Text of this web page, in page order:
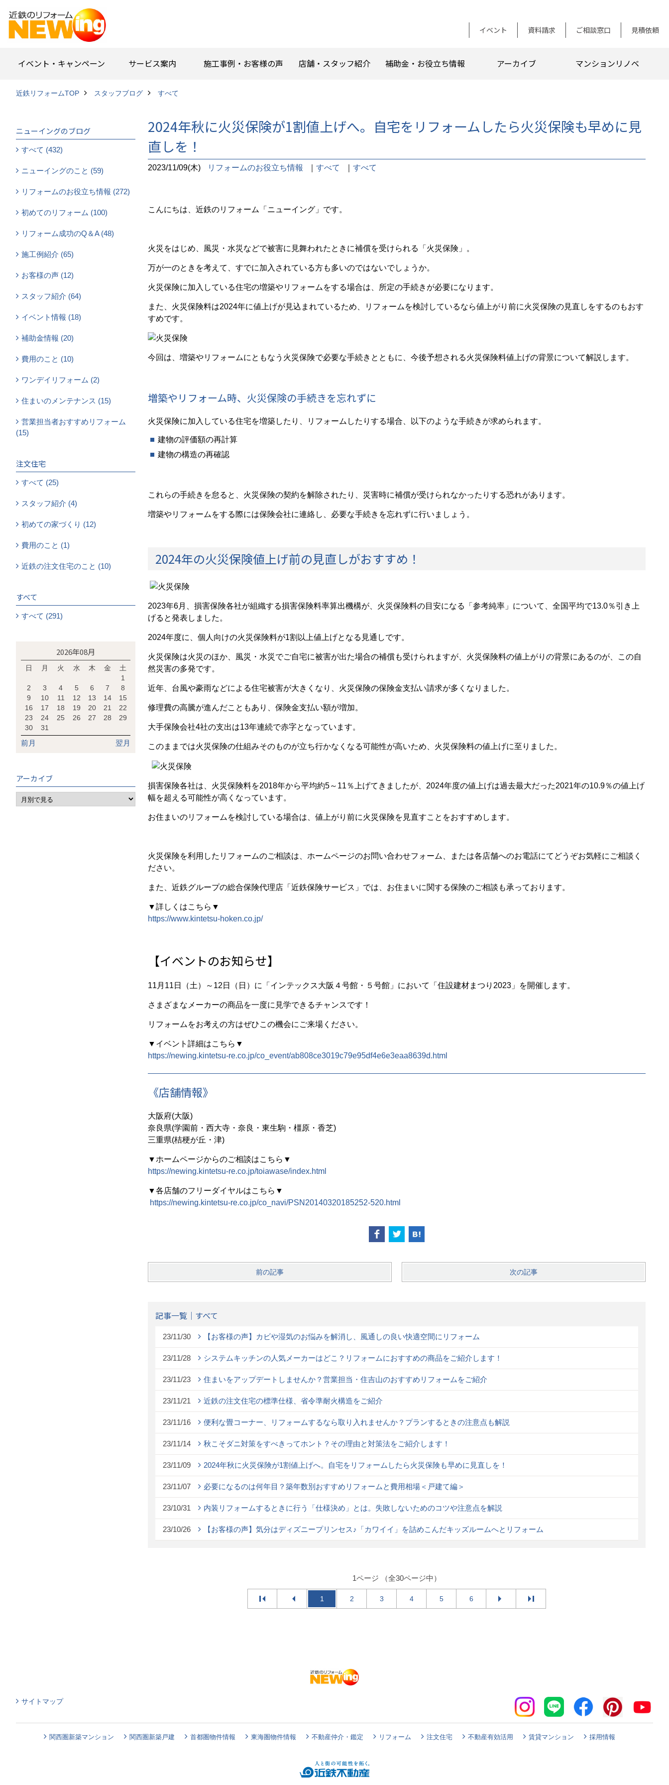
イベント 資料請求 ご相談窓口 見積依頼
イベント・キャンペーン サービス案内 施工事例・お客様の声 店舗・スタッフ紹介 補助金・お役立ち情報 アーカイブ マンションリノベ
近鉄リフォームTOP スタッフブログ すべて
2024年秋に火災保険が1割値上げへ。自宅をリフォームしたら火災保険も早めに見
直しを！
2023/11/09(木) リフォームのお役立ち情報 すべて すべて
こんにちは、近鉄のリフォーム「ニューイング」です。
火災をはじめ、風災・水災などで被害に見舞われたときに補償を受けられる「火災保険」。
万が一のときを考えて、すでに加入されている方も多いのではないでしょうか。
火災保険に加入している住宅の増築やリフォームをする場合は、所定の手続きが必要になります。
また、火災保険料は2024年に値上げが見込まれているため、リフォームを検討しているなら値上がり前に火災保険の見直しをするのもおす
すめです。
今回は、増築やリフォームにともなう火災保険で必要な手続きとともに、今後予想される火災保険料値上げの背景について解説します。
増築やリフォーム時、火災保険の手続きを忘れずに
火災保険に加入している住宅を増築したり、リフォームしたりする場合、以下のような手続きが求められます。
建物の評価額の再計算
建物の構造の再確認
これらの手続きを怠ると、火災保険の契約を解除されたり、災害時に補償が受けられなかったりする恐れがあります。
増築やリフォームをする際には保険会社に連絡し、必要な手続きを忘れずに行いましょう。
2024年の火災保険値上げ前の見直しがおすすめ！
2023年6月、損害保険各社が組織する損害保険料率算出機構が、火災保険料の目安になる「参考純率」について、全国平均で13.0％引き上
げると発表しました。
2024年度に、個人向けの火災保険料が1割以上値上げとなる見通しです。
火災保険は火災のほか、風災・水災でご自宅に被害が出た場合の補償も受けられますが、火災保険料の値上がりの背景にあるのが、この自
然災害の多発です。
近年、台風や豪雨などによる住宅被害が大きくなり、火災保険の保険金支払い請求が多くなりました。
修理費の高騰が進んだこともあり、保険金支払い額が増加。
大手保険会社4社の支出は13年連続で赤字となっています。
このままでは火災保険の仕組みそのものが立ち行かなくなる可能性が高いため、火災保険料の値上げに至りました。
損害保険各社は、火災保険料を2018年から平均約5～11％上げてきましたが、2024年度の値上げは過去最大だった2021年の10.9％の値上げ
幅を超える可能性が高くなっています。
お住まいのリフォームを検討している場合は、値上がり前に火災保険を見直すことをおすすめします。
火災保険を利用したリフォームのご相談は、ホームページのお問い合わせフォーム、または各店舗へのお電話にてどうぞお気軽にご相談く
ださい。
また、近鉄グループの総合保険代理店「近鉄保険サービス」では、お住まいに関する保険のご相談も承っております。
▼詳しくはこちら▼
https://www.kintetsu-hoken.co.jp/
【イベントのお知らせ】
11月11日（土）～12日（日）に「インテックス大阪４号館・５号館」において「住設建材まつり2023」を開催します。
さまざまなメーカーの商品を一度に見学できるチャンスです！
リフォームをお考えの方はぜひこの機会にご来場ください。
▼イベント詳細はこちら▼
https://newing.kintetsu-re.co.jp/co_event/ab808ce3019c79e95df4e6e3eaa8639d.html
《店舗情報》
大阪府(大阪)
奈良県(学園前・西大寺・奈良・東生駒・橿原・香芝)
三重県(桔梗が丘・津)
▼ホームページからのご相談はこちら▼
https://newing.kintetsu-re.co.jp/toiawase/index.html
▼各店舗のフリーダイヤルはこちら▼
https://newing.kintetsu-re.co.jp/co_navi/PSN20140320185252-520.html
前の記事 次の記事
記事一覧｜すべて
23/11/30 【お客様の声】カビや湿気のお悩みを解消し、風通しの良い快適空間にリフォーム
23/11/28 システムキッチンの人気メーカーはどこ？リフォームにおすすめの商品をご紹介します！
23/11/23 住まいをアップデートしませんか？営業担当・住吉山のおすすめリフォームをご紹介
23/11/21 近鉄の注文住宅の標準仕様、省令準耐火構造をご紹介
23/11/16 便利な畳コーナー、リフォームするなら取り入れませんか？プランするときの注意点も解説
23/11/14 秋こそダニ対策をすべきってホント？その理由と対策法をご紹介します！
23/11/09 2024年秋に火災保険が1割値上げへ。自宅をリフォームしたら火災保険も早めに見直しを！
23/11/07 必要になるのは何年目？築年数別おすすめリフォームと費用相場＜戸建て編＞
23/10/31 内装リフォームするときに行う「仕様決め」とは。失敗しないためのコツや注意点を解説
23/10/26 【お客様の声】気分はディズニープリンセス♪「カワイイ」を詰めこんだキッズルームへとリフォーム
1ページ （全30ページ中）
1 2 3 4 5 6
ニューイングのブログ
すべて (432)
ニューイングのこと (59)
リフォームのお役立ち情報 (272)
初めてのリフォーム (100)
リフォーム成功のQ＆A (48)
施工例紹介 (65)
お客様の声 (12)
スタッフ紹介 (64)
イベント情報 (18)
補助金情報 (20)
費用のこと (10)
ワンデイリフォーム (2)
住まいのメンテナンス (15)
営業担当者おすすめリフォーム
(15)
注文住宅
すべて (25)
スタッフ紹介 (4)
初めての家づくり (12)
費用のこと (1)
近鉄の注文住宅のこと (10)
すべて
すべて (291)
2026年08月
日 月 火 水 木 金
土
1
2
3 4 5 6 7
8
9
10 11 12 13 14
15
16
17 18 19 20 21
22
23
24 25 26 27 28
29
30
31
前月 翌月
アーカイブ
サイトマップ
関西圏新築マンション 関西圏新築戸建 首都圏物件情報 東海圏物件情報 不動産仲介・鑑定 リフォーム 注文住宅 不動産有効活用 賃貸マンション 採用情報